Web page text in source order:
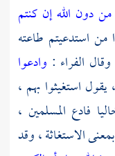
دون الله إن كنتم
من استدعيتم طاعته
الفراء : وادعوا
استغيثوا بهم ،
فادع المسلمين ،
الاستغاثة ، وقد